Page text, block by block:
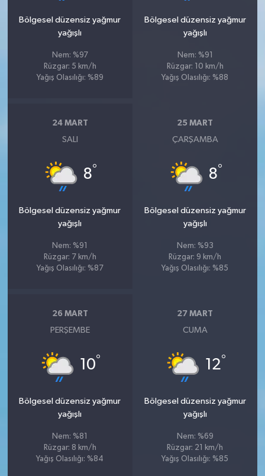
Bölgesel düzensiz yağmur
yağışlı
Nem: %97
Rüzgar: 5 km/h
Yağış Olasılığı: %89
Bölgesel düzensiz yağmur
yağışlı
Nem: %91
Rüzgar: 10 km/h
Yağış Olasılığı: %88
24 MART
SALI
8°
Bölgesel düzensiz yağmur
yağışlı
Nem: %91
Rüzgar: 7 km/h
Yağış Olasılığı: %87
25 MART
ÇARŞAMBA
8°
Bölgesel düzensiz yağmur
yağışlı
Nem: %93
Rüzgar: 9 km/h
Yağış Olasılığı: %85
26 MART
PERŞEMBE
10°
Bölgesel düzensiz yağmur
yağışlı
Nem: %81
Rüzgar: 8 km/h
Yağış Olasılığı: %84
27 MART
CUMA
12°
Bölgesel düzensiz yağmur
yağışlı
Nem: %69
Rüzgar: 21 km/h
Yağış Olasılığı: %85